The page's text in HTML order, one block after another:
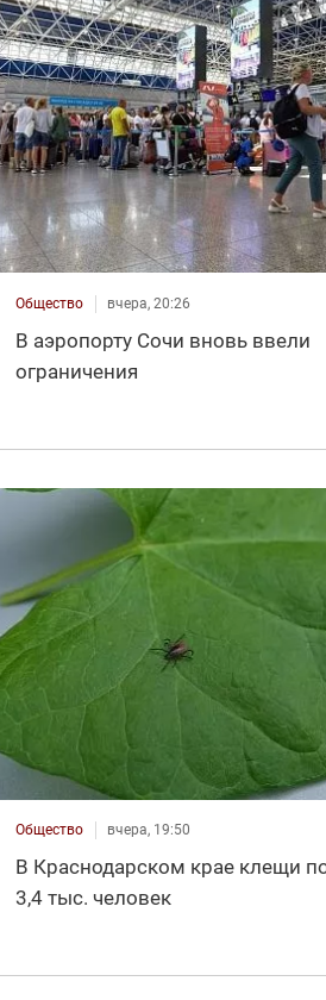
Общество вчера, 20:26
В аэропорту Сочи вновь ввели
ограничения
Общество вчера, 19:50
В Краснодарском крае клещи
3,4 тыс. человек